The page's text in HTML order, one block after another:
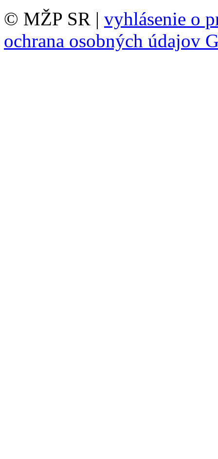
© MŽP SR | vyhlásenie o
ochrana osobných údajov